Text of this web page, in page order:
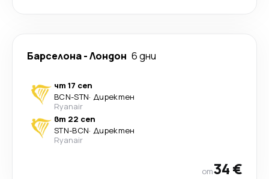
Барселона-Лондон 6 дни
чт 17 сеп
BCN-STN· Директен
Ryanair
вт 22 сеп
STN-BCN· Директен
Ryanair
от34 €